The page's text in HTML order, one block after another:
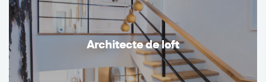
Architecte de loft